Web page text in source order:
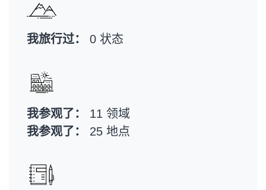
我旅行过： 0 状态
我参观了：
11 领域
我参观了：
25 地点